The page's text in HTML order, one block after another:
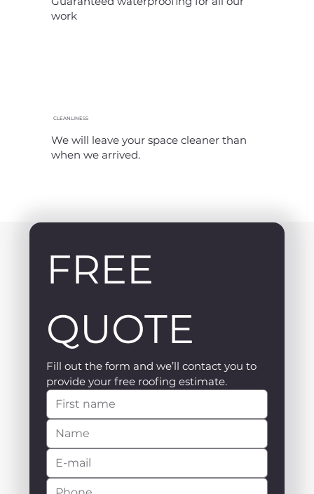
work
CLEANLINESS
We will leave your space cleaner than
when we arrived.
FREE
QUOTE
Fill out the form and we’ll contact you to
provide your free roofing estimate.